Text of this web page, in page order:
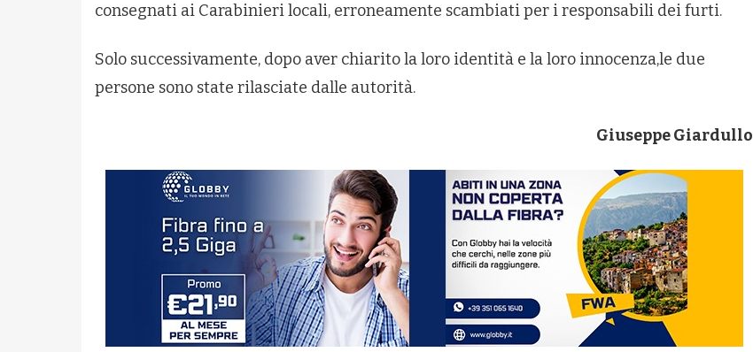
consegnati ai Carabinieri locali, erroneamente scambiati per i responsabili dei furti.
Solo successivamente, dopo aver chiarito la loro identità e la loro innocenza,le due
persone sono state rilasciate dalle autorità.
Giuseppe Giardullo